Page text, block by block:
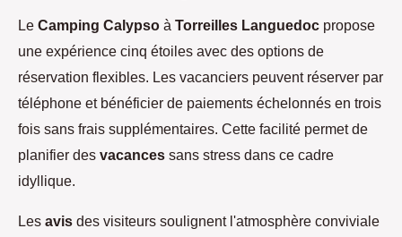
Le Camping Calypso à Torreilles Languedoc propose
une expérience cinq étoiles avec des options de
réservation flexibles. Les vacanciers peuvent réserver par
téléphone et bénéficier de paiements échelonnés en trois
fois sans frais supplémentaires. Cette facilité permet de
planifier des vacances sans stress dans ce cadre
idyllique.
Les avis des visiteurs soulignent l'atmosphère conviviale